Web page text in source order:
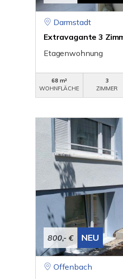
Darmstadt
Extravagante 3
Etagenwohnung
68 m²
WOHNFLÄCHE
3
ZIMMER
800,- € NEU
Offenbach